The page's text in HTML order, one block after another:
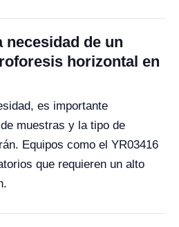
necesidad de un
horizontal en
es importante
muestras y la tipo de
Equipos como el YR03416
que requieren un alto